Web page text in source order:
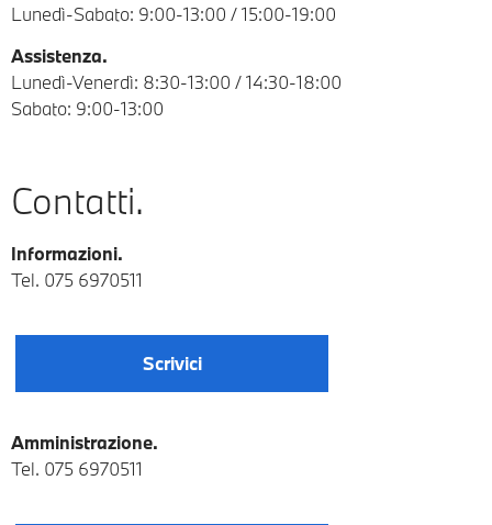
Lunedì-Sabato: 9:00-13:00 / 15:00-19:00
Assistenza.
Lunedì-Venerdì: 8:30-13:00 / 14:30-18:00
Sabato: 9:00-13:00
Contatti.
Informazioni.
Tel. 075 6970511
Scrivici
Amministrazione.
Tel. 075 6970511